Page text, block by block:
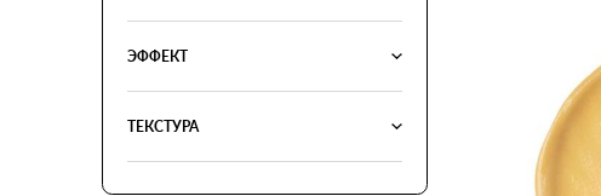
ЭФФЕКТ
ТЕКСТУРА